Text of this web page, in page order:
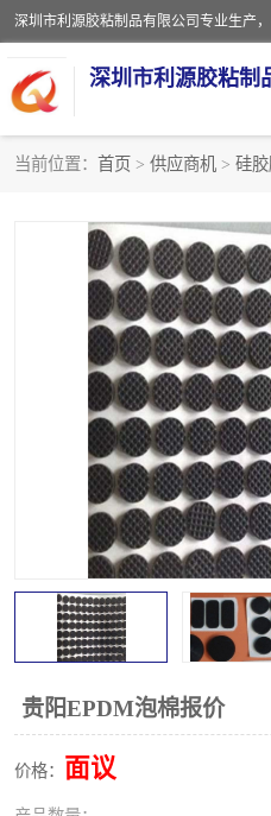
深圳市利源胶粘制
当前位置： 首页 > 供应商机 > 硅
贵阳EPDM泡棉报价
价格： 面议
PORON泡棉
EVA珍珠棉异形
佛橡胶泡棉